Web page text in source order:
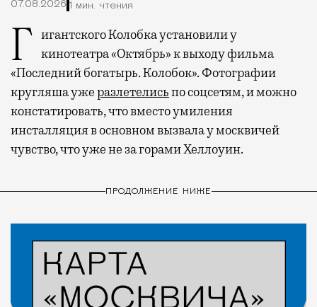
07.08.2026 1 мин. чтения
Гигантского Колобка установили у кинотеатра «Октябрь» к выходу фильма
«Последний богатырь. Колобок». Фотографии
кругляша ужеразлетелисьпо соцсетям, и можно
констатировать, что вместо умиления
инсталляция в основном вызвала у москвичей
чувство, что уже не за горами Хеллоуин.
ПРОДОЛЖЕНИЕ НИЖЕ